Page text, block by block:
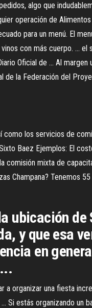
algo que
operación de
para un menú. El
con más cuerpo. ...
Oficial de ... Al
la Federación del
los servicios de
Baez Ejemplos: El
mixta de
Champana? Tenemos
ubicación
y que esa
en
organizar una fiesta
Si estás organizando un